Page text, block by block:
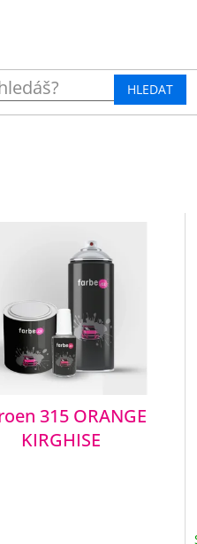
HLEDAT
315 ORANGE
KIRGHISE